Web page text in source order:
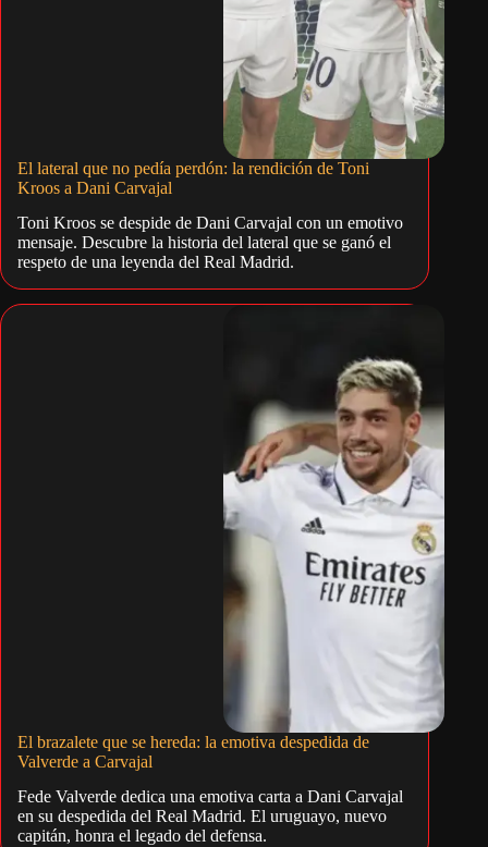
El lateral que no pedía perdón: la rendición de Toni
Kroos a Dani Carvajal
Toni Kroos se despide de Dani Carvajal con un emotivo
mensaje. Descubre la historia del lateral que se ganó el
respeto de una leyenda del Real Madrid.
El brazalete que se hereda: la emotiva despedida de
Valverde a Carvajal
Fede Valverde dedica una emotiva carta a Dani Carvajal
en su despedida del Real Madrid. El uruguayo, nuevo
capitán, honra el legado del defensa.